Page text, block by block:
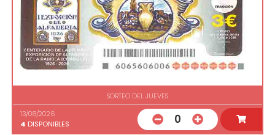
SORTEO DEL JUEVES
13/08/2026
4 DISPONIBLES 0